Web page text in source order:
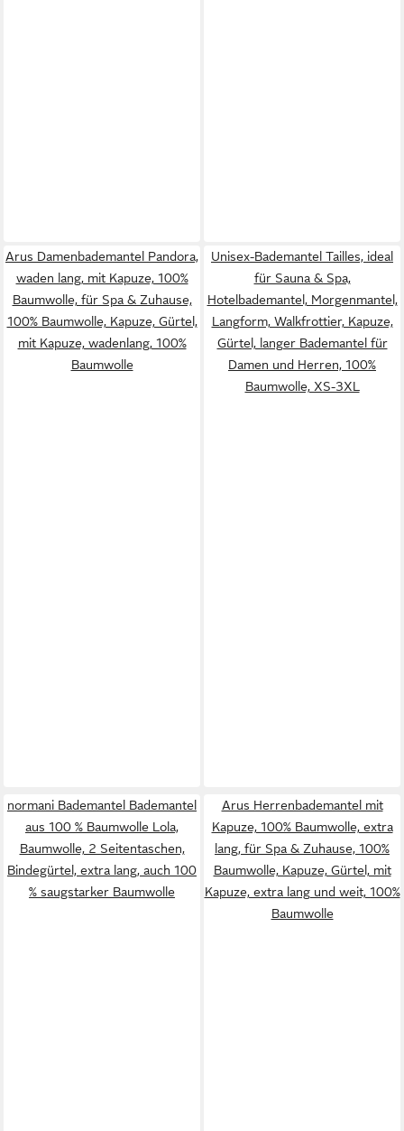
Arus Damenbademantel Pandora,
waden lang, mit Kapuze, 100%
Baumwolle, für Spa & Zuhause,
100% Baumwolle, Kapuze, Gürtel,
mit Kapuze, wadenlang, 100%
Baumwolle
Unisex-Bademantel Tailles, ideal
für Sauna & Spa,
Hotelbademantel, Morgenmantel,
Langform, Walkfrottier, Kapuze,
Gürtel, langer Bademantel für
Damen und Herren, 100%
Baumwolle, XS-3XL
normani Bademantel Bademantel
aus 100 % Baumwolle Lola,
Baumwolle, 2 Seitentaschen,
Bindegürtel, extra lang, auch 100
% saugstarker Baumwolle
Arus Herrenbademantel mit
Kapuze, 100% Baumwolle, extra
lang, für Spa & Zuhause, 100%
Baumwolle, Kapuze, Gürtel, mit
Kapuze, extra lang und weit, 100%
Baumwolle